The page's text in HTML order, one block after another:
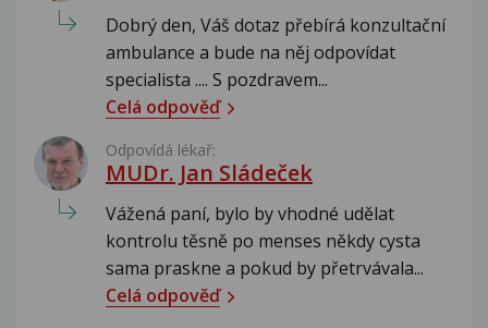
Dobrý den, Váš dotaz přebírá konzultační
ambulance a bude na něj odpovídat
specialista .... S pozdravem...
Celá odpověď
Odpovídá lékař:
MUDr. Jan Sládeček
Vážená paní, bylo by vhodné udělat
kontrolu těsně po menses někdy cysta
sama praskne a pokud by přetrvávala...
Celá odpověď